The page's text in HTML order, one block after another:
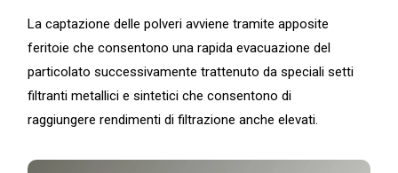
La captazione delle polveri avviene tramite apposite
feritoie che consentono una rapida evacuazione del
particolato successivamente trattenuto da speciali setti
filtranti metallici e sintetici che consentono di
raggiungere rendimenti di filtrazione anche elevati.